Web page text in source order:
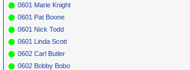
Gelb = Kurzgeschichten oder Stundensendungen
Blau = Beschreibungstext (beschreibender Text)
0601 Marie Knight
0601 Pat Boone
0601 Nick Todd
0601 Linda Scott
0602 Carl Butler
0602 Bobby Bobo